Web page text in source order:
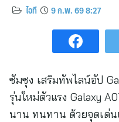
ไอที 9 ก.พ. 69 8:27
ซัมซุง เสริมทัพไลน์อัป
รุ่นใหม่ตัวแรง Galaxy
นาน ทนทาน ด้วยจุดเด่น